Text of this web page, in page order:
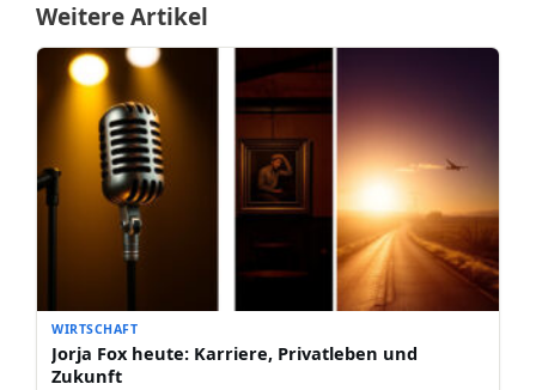
Weitere Artikel
WIRTSCHAFT
Jorja Fox heute: Karriere, Privatleben und
Zukunft